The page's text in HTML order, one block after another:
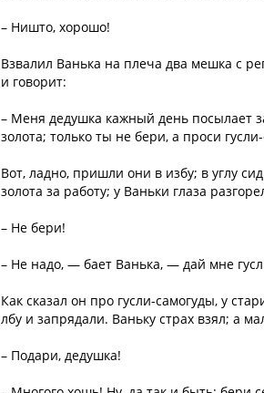
– Ништо, хорошо!
Взвалил Ванька на плеча два мешка с
и говорит:
– Меня дедушка кажный день посылает
золота; только ты не бери, а проси
Вот, ладно, пришли они в избу; в углу
золота за работу; у Ваньки глаза
– Не бери!
– Не надо, — бает Ванька, — дай мне
Как сказал он про гусли-самогуды, у
лбу и запрядали. Ваньку страх взял; а
– Подари, дедушка!